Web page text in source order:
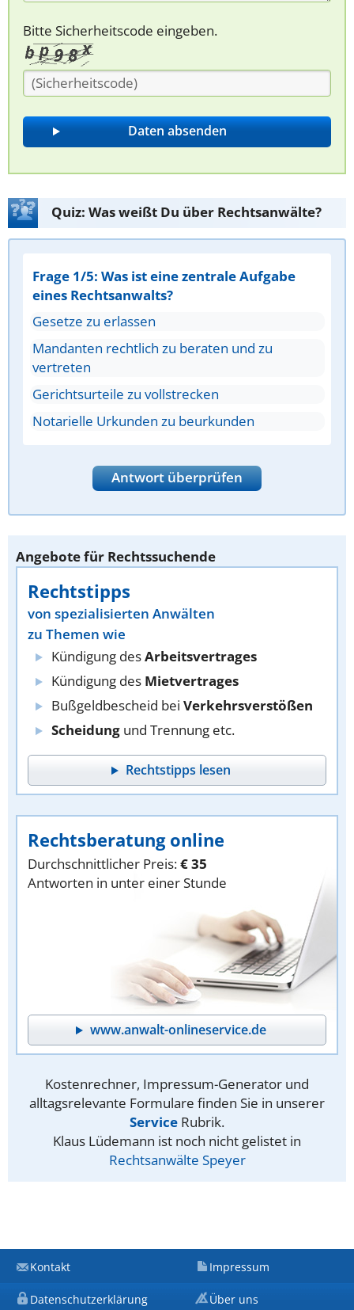
Bitte Sicherheitscode eingeben.
Quiz: Was weißt Du über Rechtsanwälte?
Frage 1/5: Was ist eine zentrale Aufgabe
eines Rechtsanwalts?
Gesetze zu erlassen
Mandanten rechtlich zu beraten und zu
vertreten
Gerichtsurteile zu vollstrecken
Notarielle Urkunden zu beurkunden
Antwort überprüfen
Angebote für Rechtssuchende
Rechtstipps
von spezialisierten Anwälten
zu Themen wie
Kündigung desArbeitsvertrages
Kündigung des Mietvertrages
Bußgeldbescheid bei Verkehrsverstößen
Scheidung und Trennung etc.
Rechtstipps lesen
Rechtsberatung online
Durchschnittlicher Preis:€ 35
Antworten in unter einer Stunde
www.anwalt-onlineservice.de
Kostenrechner, Impressum-Generator und
alltagsrelevante Formulare finden Sie in unserer
Service Rubrik.
Klaus Lüdemann ist noch nicht gelistet in
Rechtsanwälte Speyer
Kontakt Impressum
Datenschutzerklärung Über uns